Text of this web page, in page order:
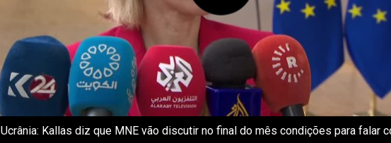
Ucrânia: Kallas diz que MNE vão discutir no final do mês condições para falar